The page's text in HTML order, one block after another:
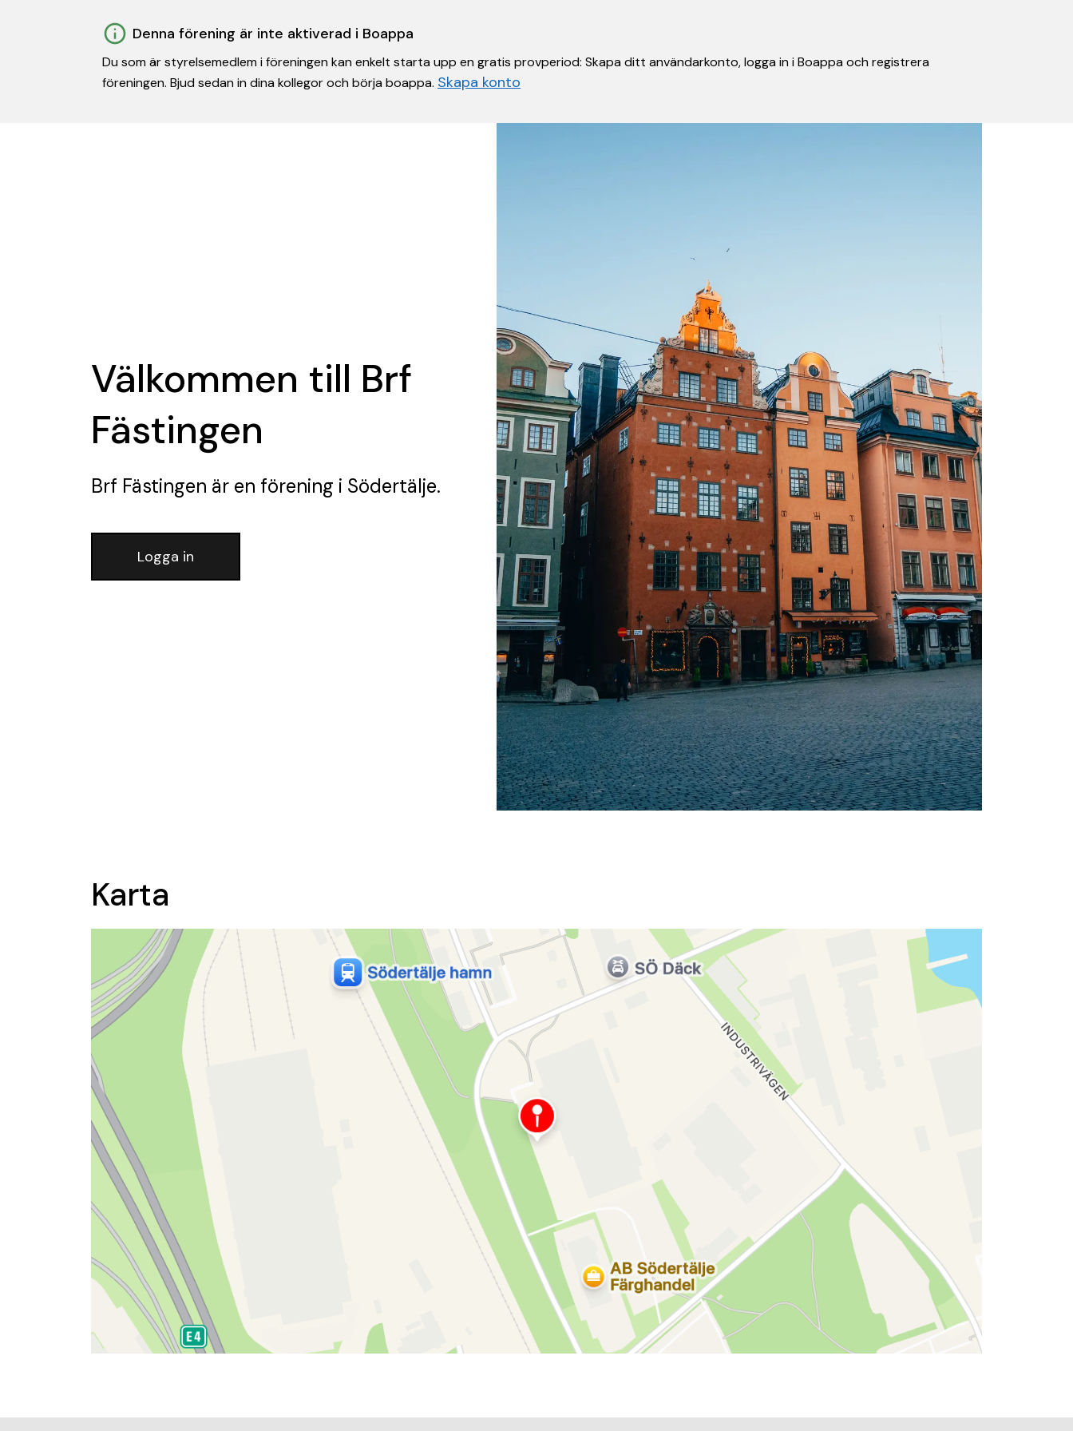
Denna förening är inte aktiverad i Boappa
Du som är styrelsemedlem i föreningen kan enkelt starta upp en gratis provperiod: Skapa ditt användarkonto, logga in i Boappa och registrera
föreningen. Bjud sedan in dina kollegor och börja boappa. Skapa konto
Välkommen till Brf
Fästingen
Brf Fästingen är en förening i Södertälje.
Logga in
Karta